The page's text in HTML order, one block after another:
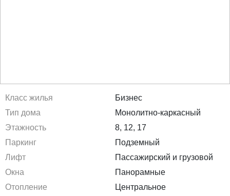
Класс жилья
Бизнес
Тип дома
Монолитно-каркасный
Этажность
8, 12, 17
Паркинг
Подземный
Лифт
Пассажирский и грузовой
Окна
Панорамные
Отопление
Центральное